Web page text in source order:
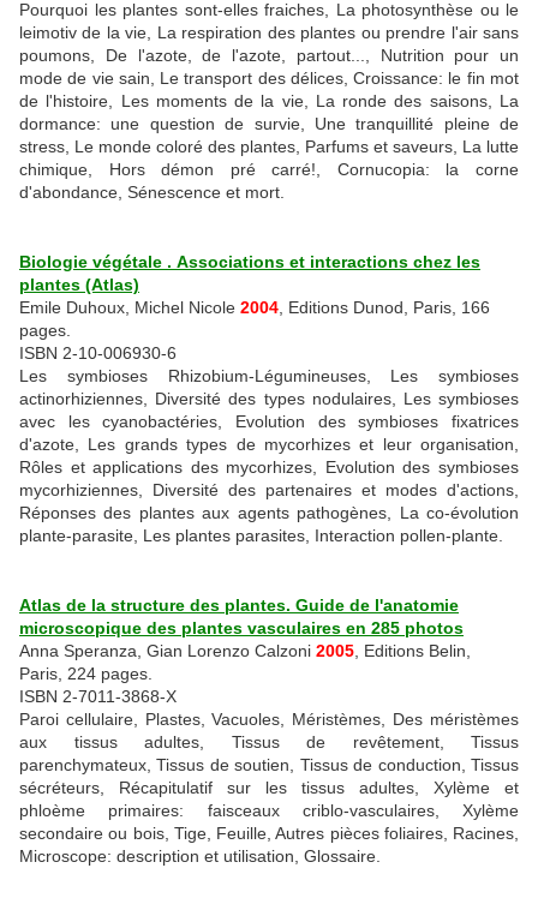
Pourquoi les plantes sont-elles fraiches, La photosynthèse ou le
leimotiv de la vie, La respiration des plantes ou prendre l'air sans
poumons, De l'azote, de l'azote, partout..., Nutrition pour un
mode de vie sain, Le transport des délices, Croissance: le fin mot
de l'histoire, Les moments de la vie, La ronde des saisons, La
dormance: une question de survie, Une tranquillité pleine de
stress, Le monde coloré des plantes, Parfums et saveurs, La lutte
chimique, Hors démon pré carré!, Cornucopia: la corne
d'abondance, Sénescence et mort.
Biologie végétale . Associations et interactions chez les
plantes (Atlas)
Emile Duhoux, Michel Nicole 2004 , Editions Dunod, Paris, 166
pages.
ISBN 2-10-006930-6
Les symbioses Rhizobium-Légumineuses, Les symbioses
actinorhiziennes, Diversité des types nodulaires, Les symbioses
avec les cyanobactéries, Evolution des symbioses fixatrices
d'azote, Les grands types de mycorhizes et leur organisation,
Rôles et applications des mycorhizes, Evolution des symbioses
mycorhiziennes, Diversité des partenaires et modes d'actions,
Réponses des plantes aux agents pathogènes, La co-évolution
plante-parasite, Les plantes parasites, Interaction pollen-plante.
Atlas de la structure des plantes. Guide de l'anatomie
microscopique des plantes vasculaires en 285 photos
Anna Speranza, Gian Lorenzo Calzoni 2005 , Editions Belin,
Paris, 224 pages.
ISBN 2-7011-3868-X
Paroi cellulaire, Plastes, Vacuoles, Méristèmes, Des méristèmes
aux tissus adultes, Tissus de revêtement, Tissus
parenchymateux, Tissus de soutien, Tissus de conduction, Tissus
sécréteurs, Récapitulatif sur les tissus adultes, Xylème et
phloème primaires: faisceaux criblo-vasculaires, Xylème
secondaire ou bois, Tige, Feuille, Autres pièces foliaires, Racines,
Microscope: description et utilisation, Glossaire.